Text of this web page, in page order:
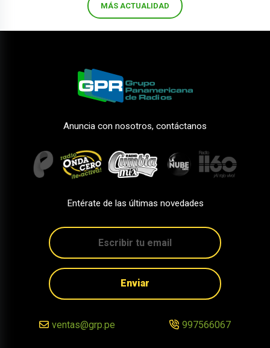
MÁS ACTUALIDAD
Anuncia con nosotros, contáctanos
Entérate de las últimas novedades
Enviar
ventas@grp.pe 997566067